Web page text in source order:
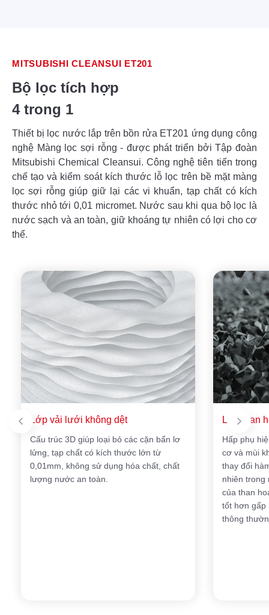
MITSUBISHI CLEANSUI ET201
Bộ lọc tích hợp
4 trong 1
Thiết bị lọc nước lắp trên bồn rửa ET201 ứng dụng công
nghệ Màng lọc sợi rỗng - được phát triển bởi Tập đoàn
Mitsubishi Chemical Cleansui. Công nghệ tiên tiến trong
chế tạo và kiểm soát kích thước lỗ lọc trên bề mặt màng
lọc sợi rỗng giúp giữ lại các vi khuẩn, tạp chất có kích
thước nhỏ tới 0,01 micromet. Nước sau khi qua bộ lọc là
nước sạch và an toàn, giữ khoáng tự nhiên có lợi cho cơ
thể.
Lớp vải lưới không dệt
Cấu trúc 3D giúp loại bỏ các cặn bẩn lơ
lửng, tạp chất có kích thước lớn từ
0,01mm, không sử dụng hóa chất, chất
lượng nước an toàn.
Lớp than
Hấp phụ
cơ và mùi
thay đổi
nhiên trong
của than
tốt hơn gấp
thông